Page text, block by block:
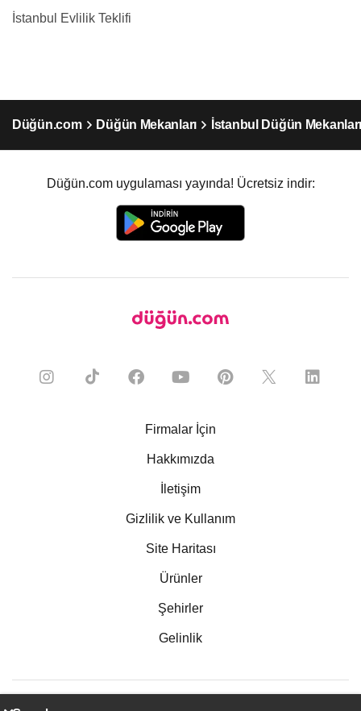
İstanbul Evlilik Teklifi
Düğün.com Düğün Mekanları İstanbul Düğün
Düğün.com uygulaması yayında! Ücretsiz indir:
Firmalar İçin
Hakkımızda
İletişim
Gizlilik ve Kullanım
Site Haritası
Ürünler
Şehirler
Gelinlik